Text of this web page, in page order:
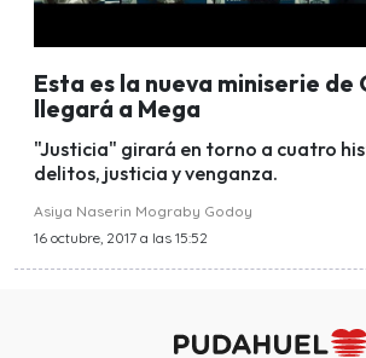
Esta es la nueva miniserie de
llegará a Mega
"Justicia" girará en torno a cuatro
delitos, justicia y venganza.
Asiya Naserin Mograby Godoy
16 octubre, 2017 a las 15:52